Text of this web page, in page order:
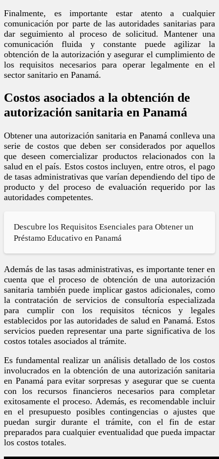
Finalmente, es importante estar atento a cualquier
comunicación por parte de las autoridades sanitarias para
dar seguimiento al proceso de solicitud. Mantener una
comunicación fluida y constante puede agilizar la
obtención de la autorización y asegurar el cumplimiento de
los requisitos necesarios para operar legalmente en el
sector sanitario en Panamá.
Costos asociados a la obtención de
autorización sanitaria en Panamá
Obtener una autorización sanitaria en Panamá conlleva una
serie de costos que deben ser considerados por aquellos
que deseen comercializar productos relacionados con la
salud en el país. Estos costos incluyen, entre otros, el pago
de tasas administrativas que varían dependiendo del tipo de
producto y del proceso de evaluación requerido por las
autoridades competentes.
Descubre los Requisitos Esenciales para Obtener un
Préstamo Educativo en Panamá
Además de las tasas administrativas, es importante tener en
cuenta que el proceso de obtención de una autorización
sanitaria también puede implicar gastos adicionales, como
la contratación de servicios de consultoría especializada
para cumplir con los requisitos técnicos y legales
establecidos por las autoridades de salud en Panamá. Estos
servicios pueden representar una parte significativa de los
costos totales asociados al trámite.
Es fundamental realizar un análisis detallado de los costos
involucrados en la obtención de una autorización sanitaria
en Panamá para evitar sorpresas y asegurar que se cuenta
con los recursos financieros necesarios para completar
exitosamente el proceso. Además, es recomendable incluir
en el presupuesto posibles contingencias o ajustes que
puedan surgir durante el trámite, con el fin de estar
preparados para cualquier eventualidad que pueda impactar
los costos totales.